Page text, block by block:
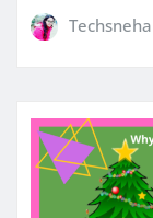
Techsneha